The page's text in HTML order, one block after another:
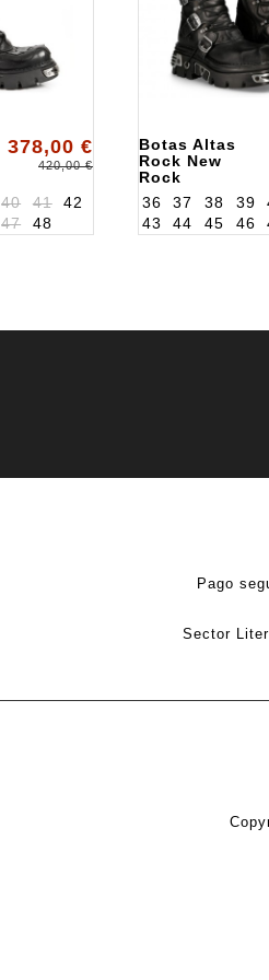
378,00 €
420,00 €
40 41
42
47 48
Botas Altas
Rock New
Rock
ALK272MTS1
36 37 38 39
43
44 45 46
Pago
Sector